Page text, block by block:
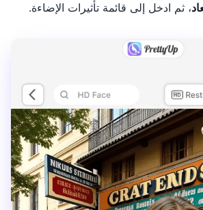
، ثم ادخل إلى قائمة تأثيرات الإضاءة.